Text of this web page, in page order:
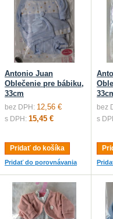
Antonio Juan
Oblečenie pre bábiku,
33cm
bez DPH: 12,56 €
s DPH: 15,45 €
Pridať do košíka
Pridať do porovnávania
bez
s